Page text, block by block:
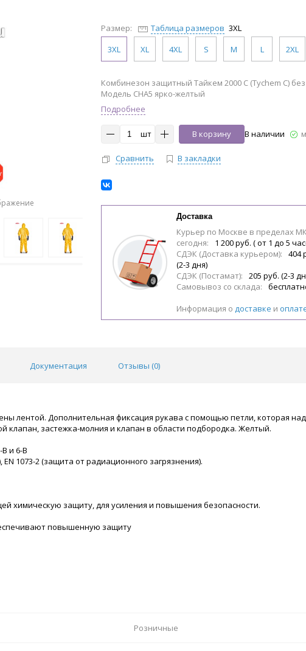
Размер: Таблица размеров 3XL
3XL
XL 4XL S M L 2XL
Комбинезон защитный Тайкем 2000 С (Tychem C)
Модель CHA5 ярко-желтый
Подробнее
шт В корзину В наличии
Сравнить В закладки
Доставка
Курьер по Москве в пределах
сегодня:
1 200 руб. ( от 1 до 5
СДЭК (Доставка курьером):
404
(2-3 дня)
СДЭК (Постамат):
205 руб. (2-3
Самовывоз со склада:
Информация о доставке и
Документация Отзывы (0)
лентой. Дополнительная фиксация рукава с помощью петли, которая
застежка-молния и клапан в области подбородка. Желтый.
и 6-B
1073-2 (защита от радиационного загрязнения).
химическую защиту, для усиления и повышения безопасности.
повышенную защиту
Розничные